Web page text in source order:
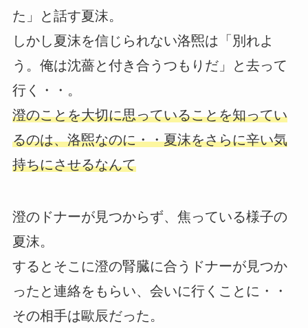
た」と話す夏沫。
しかし夏沫を信じられない洛煕は「別れよ
う。俺は沈薔と付き合うつもりだ」と去って
行く・・。
澄のことを大切に思っていることを知ってい
るのは、洛煕なのに・・夏沫をさらに辛い気
持ちにさせるなんて
澄のドナーが見つからず、焦っている様子の
夏沫。
するとそこに澄の腎臓に合うドナーが見つか
ったと連絡をもらい、会いに行くことに・・
その相手は歐辰だった。